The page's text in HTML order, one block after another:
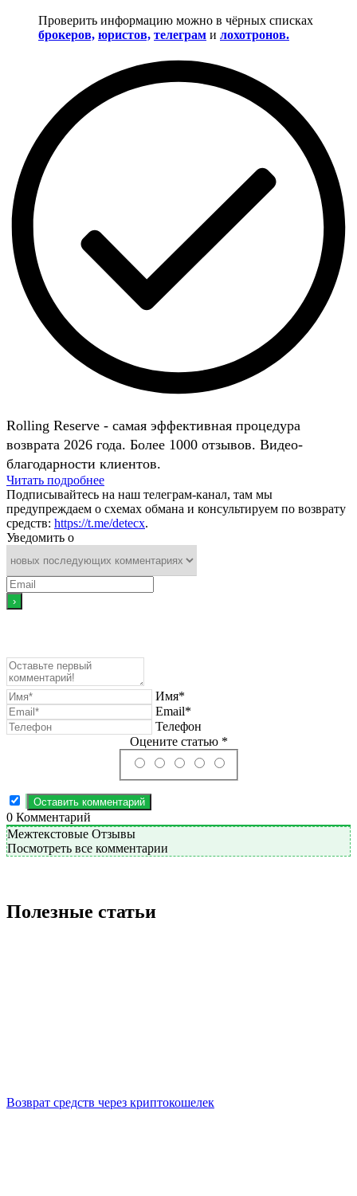
Проверить информацию можно в чёрных списках
брокеров, юристов, телеграм и лохотронов.
Rolling Reserve - самая эффективная процедура
возврата 2026 года. Более 1000 отзывов. Видео-
благодарности клиентов.
Читать подробнее
Подписывайтесь на наш телеграм-канал, там мы
предупреждаем о схемах обмана и консультируем по возврату
средств: https://t.me/detecx.
Уведомить о
Имя*
Email*
Телефон
Оцените статью *
0 Комментарий
Межтекстовые Отзывы
Посмотреть все комментарии
Полезные статьи
Возврат средств через криптокошелек